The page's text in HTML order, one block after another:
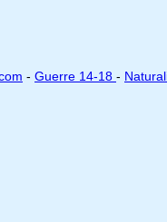
- Guerre 14-18 -